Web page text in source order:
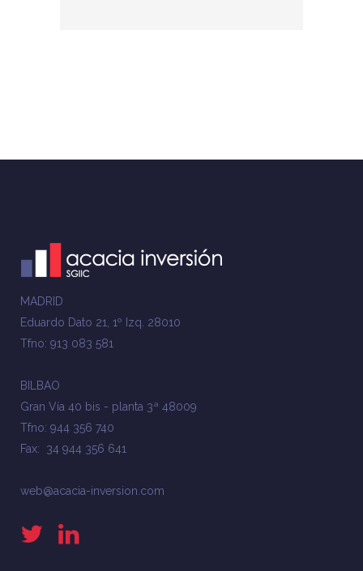
MADRID
Eduardo Dato 21, 1º Izq. 28010
Tfno: 913 083 581
BILBAO
Gran Vía 40 bis - planta 3ª 48009
Tfno: 944 356 740
Fax: 34 944 356 641
web@acacia-inversion.com